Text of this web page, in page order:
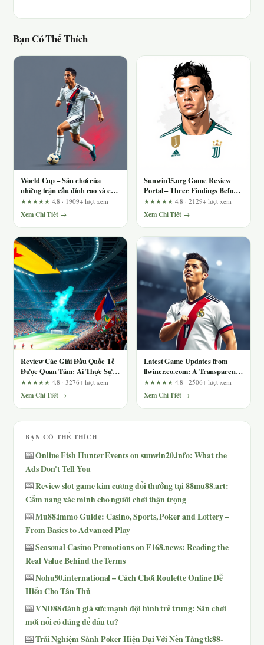
Bạn Có Thể Thích
World Cup – Sân chơi của
những trận cầu đỉnh cao và cảm
xúc vỡ òa
★★★★★ 4.8 · 1909+ lượt xem
Xem Chi Tiết →
Sunwin15.org Game Review
Portal – Three Findings Before
You Register for Sports, Poker
or Slots
★★★★★ 4.8 · 2129+ lượt xem
Xem Chi Tiết →
Review Các Giải Đấu Quốc Tế
Được Quan Tâm: Ai Thực Sự
Phù Hợp Và Ai Nên Tránh?
★★★★★ 4.8 · 3276+ lượt xem
Xem Chi Tiết →
Latest Game Updates from
llwiner.co.com: A Transparent
Evaluation Based on Speed,
Convenience, Security, and
Support
★★★★★ 4.8 · 2506+ lượt xem
Xem Chi Tiết →
BẠN CÓ THỂ THÍCH
🎰Online Fish Hunter Events on sunwin20.info: What the
Ads Don't Tell You
🎰Review slot game kim cương đổi thưởng tại 88mu88.art:
Cẩm nang xác minh cho người chơi thận trọng
🎰Mu88.immo Guide: Casino, Sports, Poker and Lottery –
From Basics to Advanced Play
🎰Seasonal Casino Promotions on F168.news: Reading the
Real Value Behind the Terms
🎰Nohu90.international – Cách Chơi Roulette Online Dễ
Hiểu Cho Tân Thủ
🎰VND88 đánh giá sức mạnh đội hình trẻ trung: Sân chơi
mới nổi có đáng để đầu tư?
🎰Trải Nghiệm Sảnh Poker Hiện Đại Với Nền Tảng tk88-